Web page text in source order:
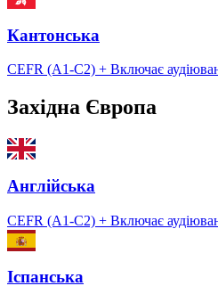
Кантонська
CEFR (A1-C2) + Включає
Західна Європа
Англійська
CEFR (A1-C2) + Включає
Іспанська